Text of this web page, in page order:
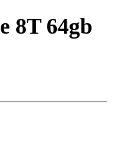
8T 64gb